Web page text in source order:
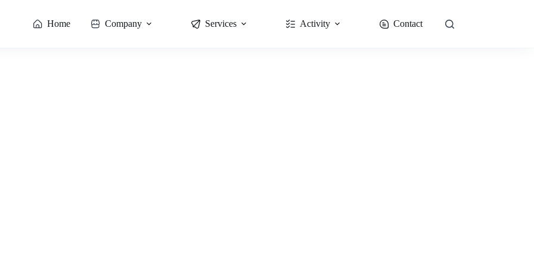
Home Company Services Activity Contact